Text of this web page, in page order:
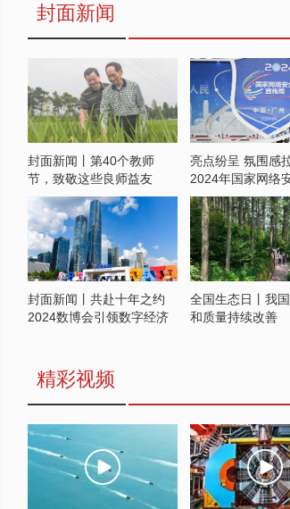
封面新闻
封面新闻丨第40个教师
节，致敬这些良师益友
亮点纷呈 氛围感
2024年国家网络
周开启
封面新闻丨共赴十年之约
2024数博会引领数字经济
全国生态日丨我
和质量持续改善
精彩视频